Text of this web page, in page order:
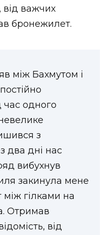
від важчих
бронежилет.
між Бахмутом і
час одного
з
два дні нас
вибухнув
закинула мене
між гілками на
Отримав
від